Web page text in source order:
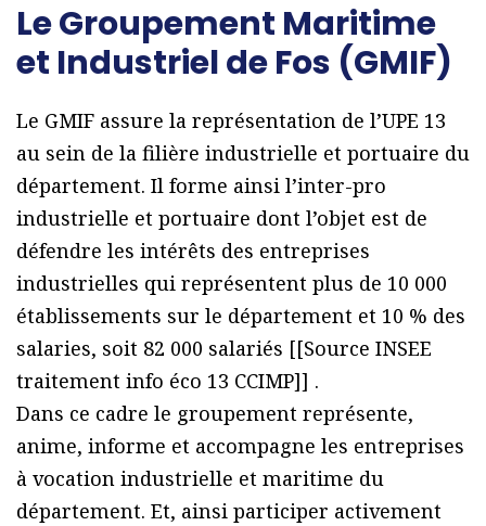
Le Groupement Maritime
et Industriel de Fos (GMIF)
Le GMIF assure la représentation de l’UPE 13
au sein de la filière industrielle et portuaire du
département. Il forme ainsi l’inter-pro
industrielle et portuaire dont l’objet est de
défendre les intérêts des entreprises
industrielles qui représentent plus de 10 000
établissements sur le département et 10 % des
salaries, soit 82 000 salariés [[Source INSEE
traitement info éco 13 CCIMP]] .
Dans ce cadre le groupement représente,
anime, informe et accompagne les entreprises
à vocation industrielle et maritime du
département. Et, ainsi participer activement